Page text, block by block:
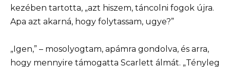
kezében tartotta, „azt hiszem, táncolni fogok újra.
Apa azt akarná, hogy folytassam, ugye?”
„Igen,” – mosolyogtam, apámra gondolva, és arra,
hogy mennyire támogatta Scarlett álmát. „Tényleg